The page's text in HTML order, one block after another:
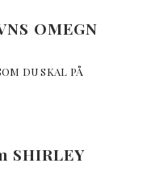
OMEGN
SOM DU SKAL PÅ
SHIRLEY